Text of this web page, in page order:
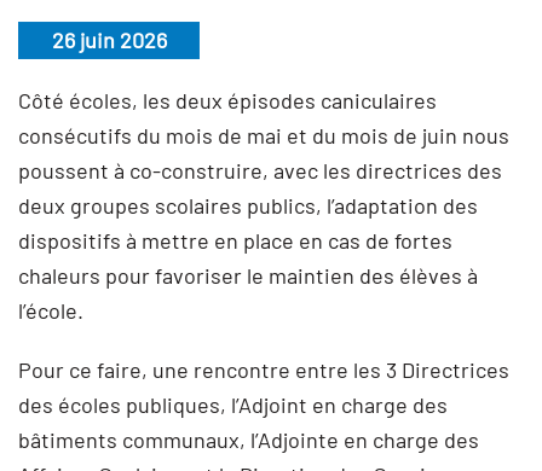
26 juin 2026
Côté écoles, les deux épisodes caniculaires
consécutifs du mois de mai et du mois de juin nous
poussent à co-construire, avec les directrices des
deux groupes scolaires publics, l’adaptation des
dispositifs à mettre en place en cas de fortes
chaleurs pour favoriser le maintien des élèves à
l’école.
Pour ce faire, une rencontre entre les 3 Directrices
des écoles publiques, l’Adjoint en charge des
bâtiments communaux, l’Adjointe en charge des